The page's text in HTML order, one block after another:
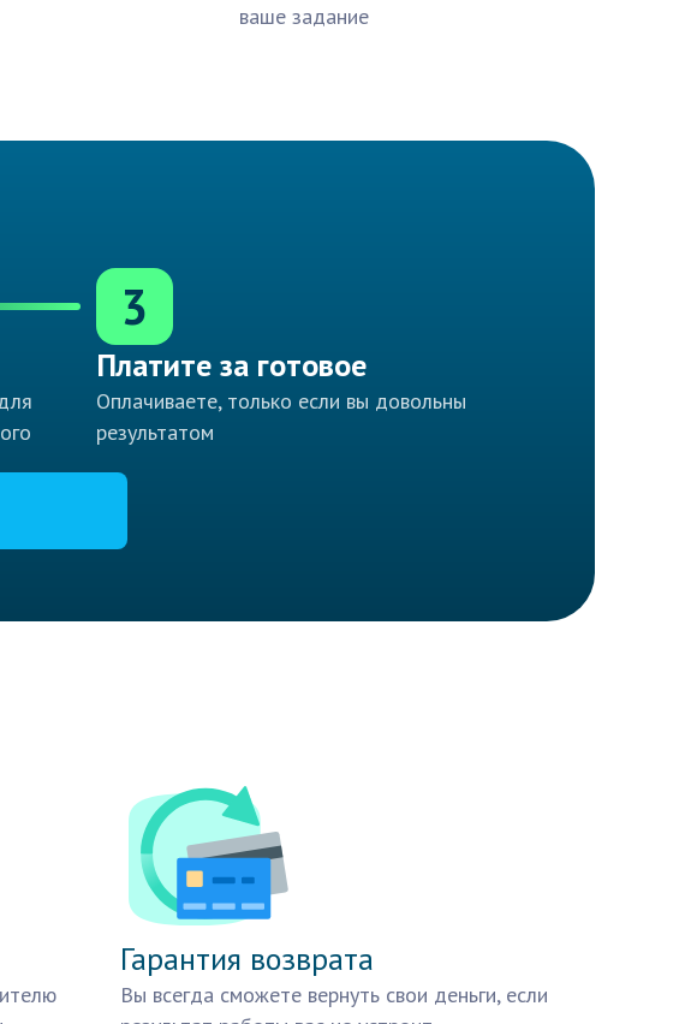
ваше задание
3
Платите за готовое
Оплачиваете, только если вы довольны
результатом
Гарантия возврата
Вы всегда сможете вернуть свои деньги, если